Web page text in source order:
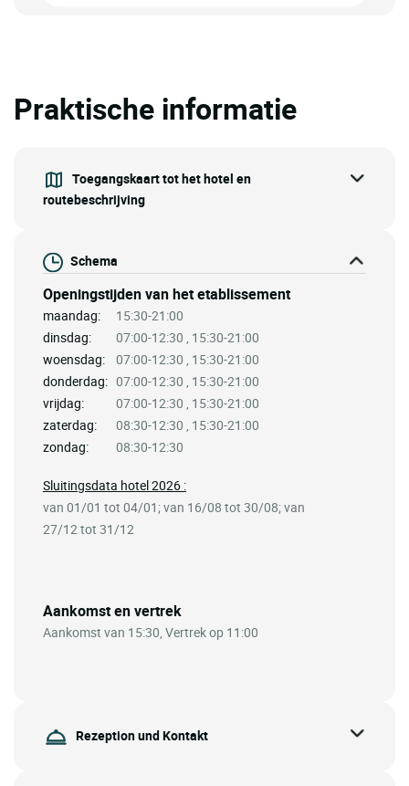
Praktische informatie
Toegangskaart tot het hotel en
routebeschrijving
Schema
Openingstijden van het etablissement
maandag:
15:30-21:00
dinsdag:
07:00-12:30 , 15:30-21:00
woensdag:
07:00-12:30 , 15:30-21:00
donderdag: 07:00-12:30 , 15:30-21:00
vrijdag:
07:00-12:30 , 15:30-21:00
zaterdag:
08:30-12:30 , 15:30-21:00
zondag:
08:30-12:30
Aankomst en vertrek
Aankomst van 15:30, Vertrek op 11:00
Sluitingsdata hotel 2026 :
van 01/01 tot 04/01; van 16/08 tot 30/08; van
27/12 tot 31/12
Rezeption und Kontakt